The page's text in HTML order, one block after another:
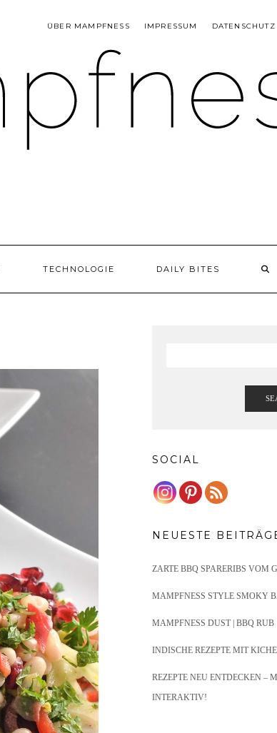
ÜBER MAMPFNESS IMPRESSUM DATENSCHUTZ
TECHNOLOGIE DAILY BITES
SOCIAL
NEUESTE
ZARTE BBQ SPARERIBS VOM
MAMPFNESS STYLE SMOKY
MAMPFNESS DUST | BBQ RUB
INDISCHE REZEPTE MIT
REZEPTE NEU ENTDECKEN –
INTERAKTIV!